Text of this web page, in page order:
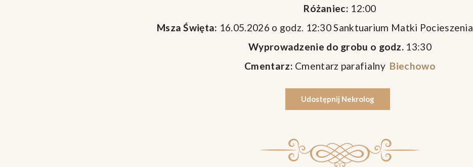
Różaniec: 12:00
Msza Święta: 16.05.2026 o godz. 12:30 Sanktuarium Matki Pocieszenia
Wyprowadzenie do grobu o godz. 13:30
Cmentarz: Cmentarz parafialny Biechowo
Udostępnij Nekrolog